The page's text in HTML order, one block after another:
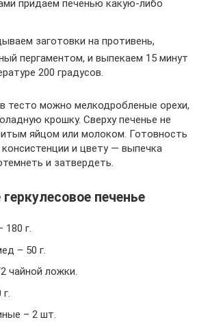
придаем печенью какую-либо
заготовки на противень,
пергаментом, и выпекаем 15 минут
200 градусов.
тесто можно мелкодробленые орехи,
крошку. Сверху печенье не
яйцом или молоком. Готовность
и цвету — выпечка
и затвердеть.
печенье
180 г.
– 50 г.
чайной ложки.
– 2 шт.